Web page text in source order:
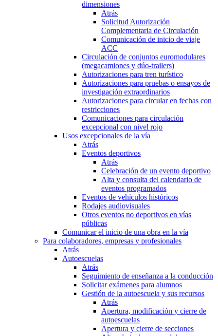
dimensiones
Atrás
Solicitud Autorización
Complementaria de Circulación
Comunicación de inicio de viaje
ACC
Circulación de conjuntos euromodulares
(megacamiones y dúo-trailers)
Autorizaciones para tren turístico
Autorizaciones para pruebas o ensayos de
investigación extraordinarios
Autorizaciones para circular en fechas con
restricciones
Comunicaciones para circulación
excepcional con nivel rojo
Usos excepcionales de la vía
Atrás
Eventos deportivos
Atrás
Celebración de un evento deportivo
Alta y consulta del calendario de
eventos programados
Eventos de vehículos históricos
Rodajes audiovisuales
Otros eventos no deportivos en vías
públicas
Comunicar el inicio de una obra en la vía
Para colaboradores, empresas y profesionales
Atrás
Autoescuelas
Atrás
Seguimiento de enseñanza a la conducción
Solicitar exámenes para alumnos
Gestión de la autoescuela y sus recursos
Atrás
Apertura, modificación y cierre de
autoescuelas
Apertura y cierre de secciones